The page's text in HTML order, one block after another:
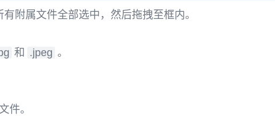
附属文件全部选中，然后拖拽至框内。
和 .jpeg 。
文件。